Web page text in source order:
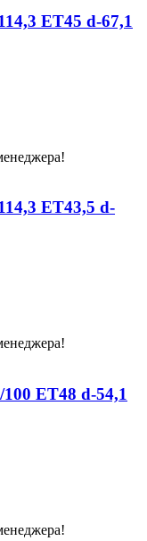
ET45 d-67,1
ET43,5 d-
ET48 d-54,1